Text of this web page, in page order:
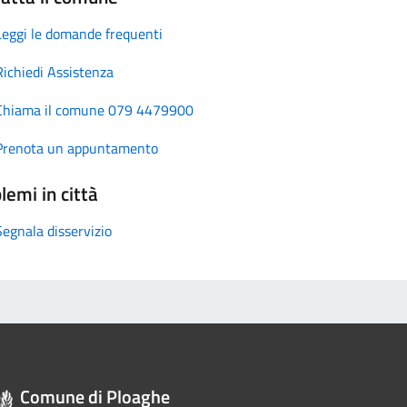
le domande frequenti
Assistenza
il comune 079 4479900
un appuntamento
in città
disservizio
Comune di Ploaghe